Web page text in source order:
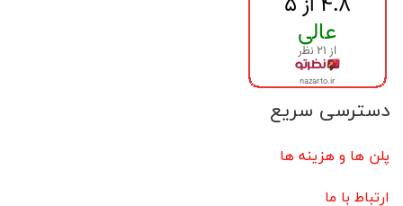
دسترسی سریع
پلن ها و هزینه ها
ارتباط با ما